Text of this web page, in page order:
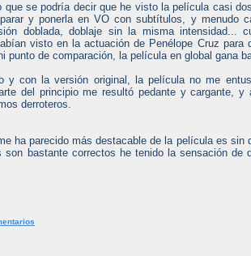
que se podría decir que he visto la película casi
y ponerla en VO con subtítulos, y menudo
doblada, doblaje sin la misma intensidad...
visto en la actuación de Penélope Cruz para
punto de comparación, la película en global gana
y con la versión original, la película no me
del principio me resultó pedante y cargante, y
derroteros.
ha parecido más destacable de la película es
son bastante correctos he tenido la sensación de